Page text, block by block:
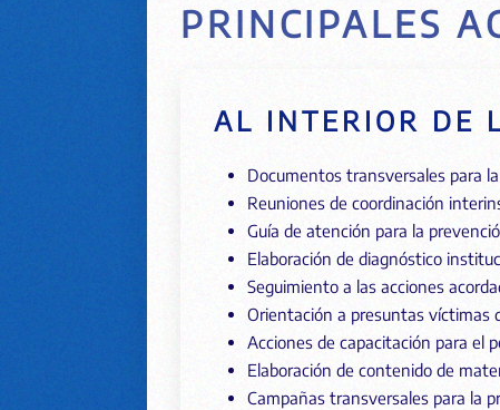
PRINCIPALES
AL INTERIOR DE
Documentos transversales para
Reuniones de coordinación
Guía de atención para la
Elaboración de diagnóstico
Seguimiento a las acciones
Orientación a presuntas víctimas
Acciones de capacitación para el
Elaboración de contenido de
Campañas transversales para la